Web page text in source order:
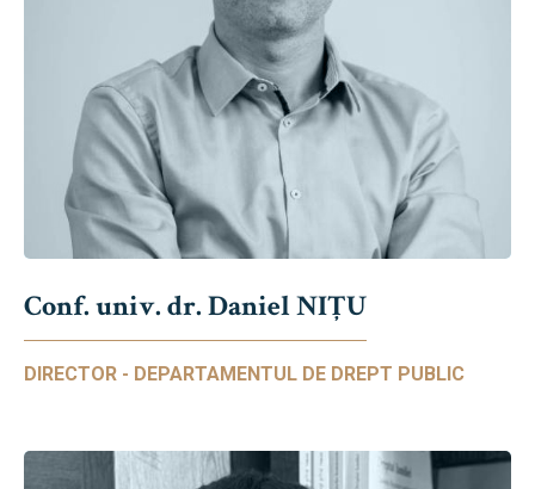
Conf. univ. dr. Daniel NIŢU
DIRECTOR - DEPARTAMENTUL DE DREPT PUBLIC